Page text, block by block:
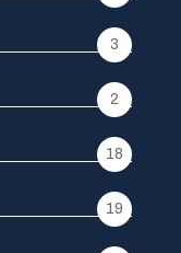
3
2
18
19